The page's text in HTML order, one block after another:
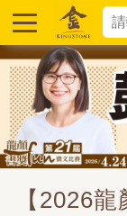
【2026